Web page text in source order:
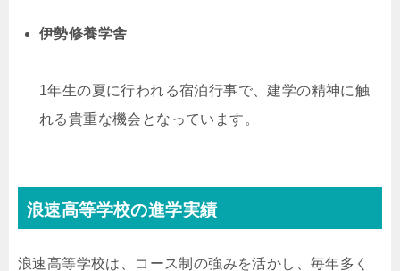
伊勢修養学舎
1年生の夏に行われる宿泊行事で、建学の精神に触
れる貴重な機会となっています。
浪速高等学校の進学実績
浪速高等学校は、コース制の強みを活かし、毎年多く